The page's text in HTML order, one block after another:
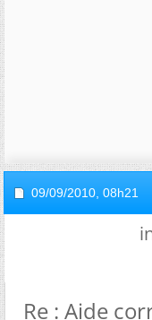
09/09/2010, 08h21
Re : Aide